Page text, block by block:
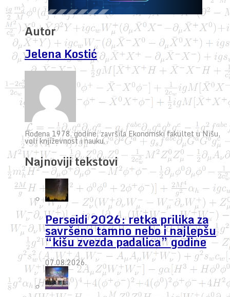
Autor
Jelena Kostić
Rođena 1978. godine, završila Ekonomski fakultet u Nišu,
voli književnost i nauku.
Najnoviji tekstovi
Perseidi 2026: retka prilika za
savršeno tamno nebo i najlepšu
“kišu zvezda padalica” godine
07.08.2026.